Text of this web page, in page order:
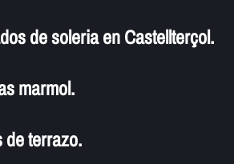
de soleria en Castellterçol.
marmol.
de terrazo.